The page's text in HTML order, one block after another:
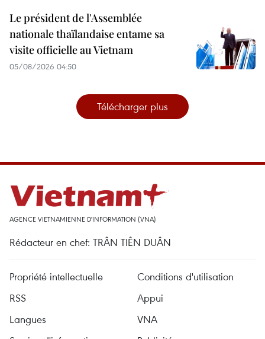
Le président de l'Assemblée
nationale thaïlandaise entame sa
visite officielle au Vietnam
05/08/2026 04:50
Télécharger plus
AGENCE VIETNAMIENNE D'INFORMATION (VNA)
Rédacteur en chef: TRÂN TIÊN DUÂN
Propriété intellectuelle
Conditions d'utilisation
RSS
Appui
Langues
VNA